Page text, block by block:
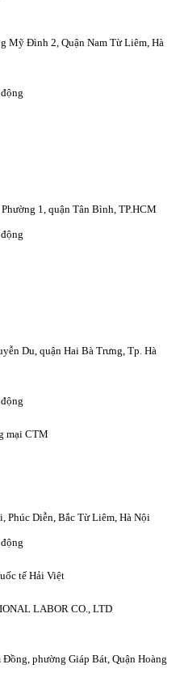
Mỹ Đình 2, Quận Nam Từ Liêm, Hà
1, quận Tân Bình, TP.HCM
Du, quận Hai Bà Trưng, Tp. Hà
mại CTM
Diễn, Bắc Từ Liêm, Hà Nội
tế Hải Việt
LABOR CO., LTD
phường Giáp Bát, Quận Hoàng